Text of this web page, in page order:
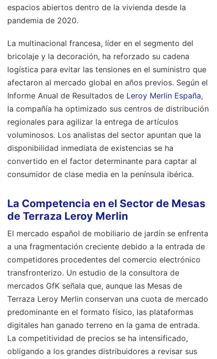
espacios abiertos dentro de la vivienda desde la
pandemia de 2020.
La multinacional francesa, líder en el segmento del
bricolaje y la decoración, ha reforzado su cadena
logística para evitar las tensiones en el suministro que
afectaron al mercado global en años previos. Según el
Informe Anual de Resultados de Leroy Merlin España,
la compañía ha optimizado sus centros de distribución
regionales para agilizar la entrega de artículos
voluminosos. Los analistas del sector apuntan que la
disponibilidad inmediata de existencias se ha
convertido en el factor determinante para captar al
consumidor de clase media en la península ibérica.
La Competencia en el Sector de Mesas
de Terraza Leroy Merlin
El mercado español de mobiliario de jardín se enfrenta
a una fragmentación creciente debido a la entrada de
competidores procedentes del comercio electrónico
transfronterizo. Un estudio de la consultora de
mercados GfK señala que, aunque las Mesas de
Terraza Leroy Merlin conservan una cuota de mercado
predominante en el formato físico, las plataformas
digitales han ganado terreno en la gama de entrada.
La competitividad de precios se ha intensificado,
obligando a los grandes distribuidores a revisar sus